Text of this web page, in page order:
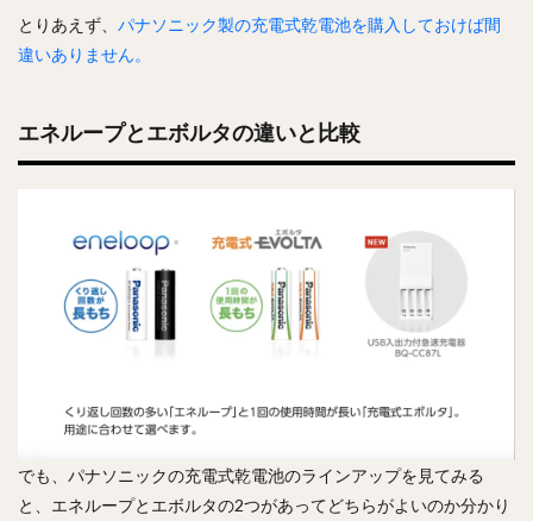
とりあえず、 パナソニック製の充電式乾電池を購入しておけば間
違いありません。
エネループとエボルタの違いと比較
でも、パナソニックの充電式乾電池のラインアップを見てみる
と、エネループとエボルタの2つがあってどちらがよいのか分かり